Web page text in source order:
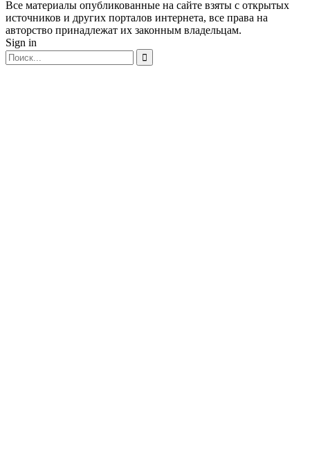
Все материалы опубликованные на сайте взяты с открытых
источников и других порталов интернета, все права на
авторство принадлежат их законным владельцам.
Sign in